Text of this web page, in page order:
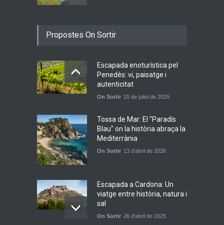
transformen els ‘Cants
10 de juny de 2026
la calor amb l’himne
Novetats musicals
5 de juny de 2026
Propostes On Sortir
Escapada enoturística pel
Penedès: vi, paisatge i
autenticitat
On Sortir 15 de juliol de 2025
Tossa de Mar: El "Paradís
Blau" on la història abraça la
Mediterrània
On Sortir 13 d'abril de 2026
Escapada a Cardona: Un
viatge entre història, natura i
sal
On Sortir 26 d'abril de 2025